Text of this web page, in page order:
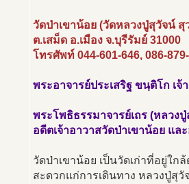
วัดป่าเขาน้อย (วัดหลวงปู่สุวัจน์ สุ
ต.เสม็ด อ.เมือง จ.บุรีรัมย์ 31000
โทรศัพท์ 044-601-646, 086-
พระอาจารย์ประเสริฐ ขนฺติโก เจ้
พระโพธิธรรมาจารย์เถร (หลวง
อดีตเจ้าอาวาสวัดป่าเขาน้อย แล
วัดป่าเขาน้อย เป็นวัดเก่าที่อยู่ใก
สะดวกแก่การเดินทาง หลวงปู่สุ